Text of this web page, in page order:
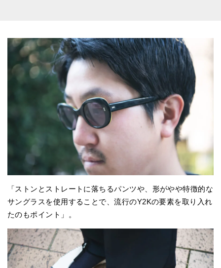
「ストンとストレートに落ちるパンツや、形がやや特徴的な
サングラスを使用することで、流行のY2Kの要素を取り入れ
たのもポイント」。